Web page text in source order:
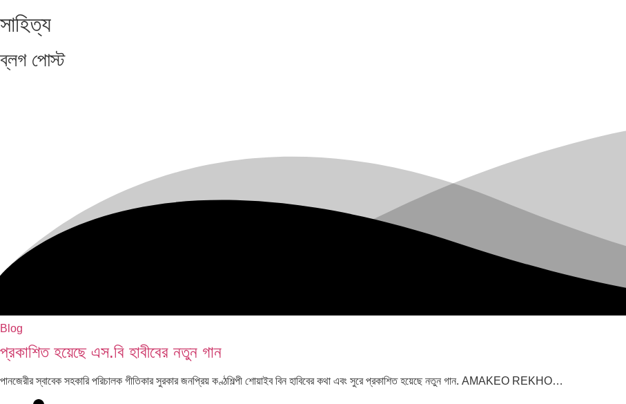
সাহিত্য
ব্লগ পোস্ট
Blog
প্রকাশিত হয়েছে এস.বি হাবীবের নতুন গান
পানজেরীর স্বাবেক সহকারি পরিচালক গীতিকার সুরকার জনপ্রিয় কণ্ঠশিল্পী শোয়াইব বিন হাবিবের কথা এবং সুরে প্রকাশিত হয়েছে নতুন গান. AMAKEO REKHO…